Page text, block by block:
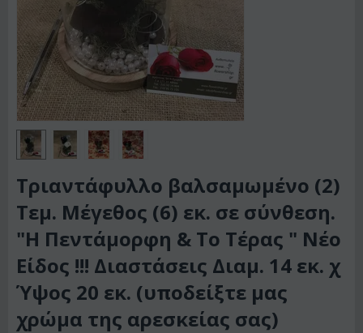
Τριαντάφυλλο βαλσαμωμένο (2)
Τεμ. Μέγεθος (6) εκ. σε σύνθεση.
"Η Πεντάμορφη & Το Τέρας " Νέο
Είδος !!! Διαστάσεις Διαμ. 14 εκ. χ
Ύψος 20 εκ. (υποδείξτε μας
χρώμα της αρεσκείας σας)